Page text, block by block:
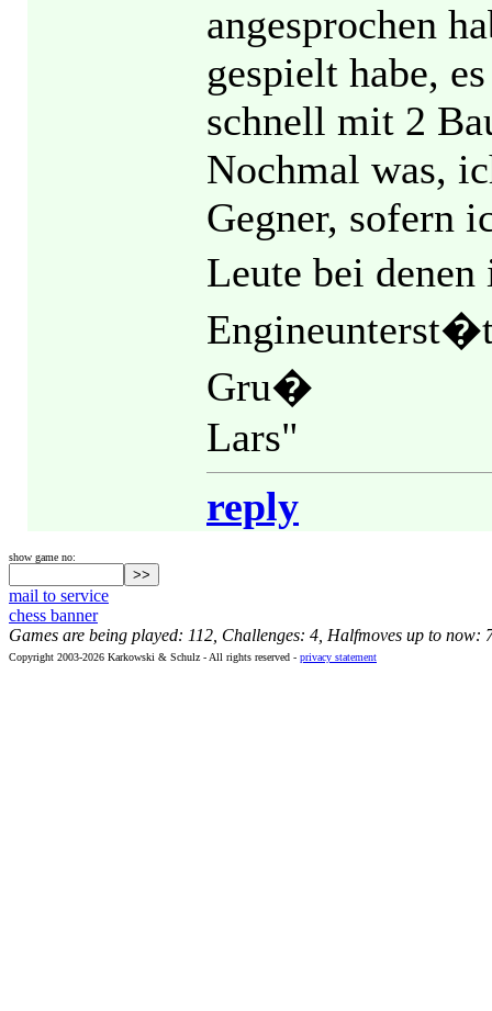
angesprochen
gespielt habe,
schnell mit 2
Nochmal was,
Gegner, sofern
Leute bei
Gru�
Lars"
reply
show game no:
mail to service
chess banner
Games are being played: 112, Challenges: 4, Halfmoves up to now:
Copyright 2003-2026 Karkowski & Schulz - All rights reserved - privacy statement